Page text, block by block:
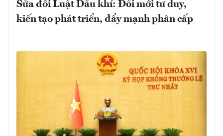
Sửa đổi Luật Dầu khí: Đổi mới tư duy,
kiến tạo phát triển, đẩy mạnh phân cấp